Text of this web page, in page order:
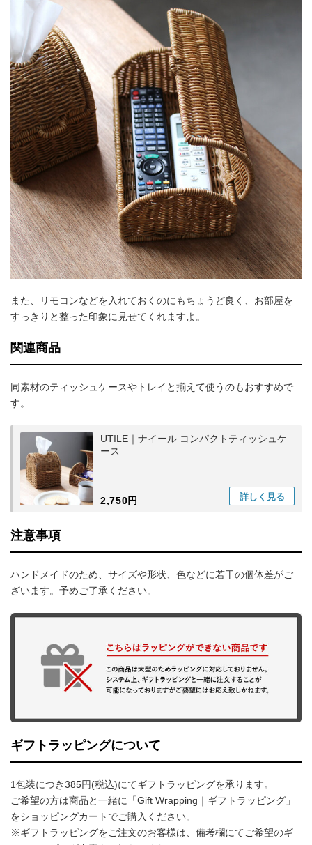
また、リモコンなどを入れておくのにもちょうど良く、お部屋を
すっきりと整った印象に見せてくれますよ。
関連商品
同素材のティッシュケースやトレイと揃えて使うのもおすすめで
す。
UTILE｜ナイール コンパクトティッシュケ
ース
2,750円 詳しく 見る
注意事項
ハンドメイドのため、サイズや形状、色などに若干の個体差がご
ざいます。予めご了承ください。
ギフトラッピングについて
1包装につき385円(税込)にてギフトラッピングを承ります。
ご希望の方は商品と一緒に「Gift Wrapping｜ギフトラッピング」
をショッピングカートでご購入ください。
※ギフトラッピングをご注文のお客様は、備考欄にてご希望のギ